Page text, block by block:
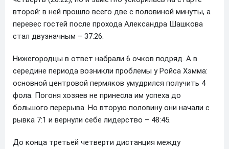
второй: в ней прошло всего две с половиной минуты, а
перевес гостей после прохода Александра Шашкова
стал двузначным – 37:26.
Нижегородцы в ответ набрали 6 очков подряд. А в
середине периода возникли проблемы у Ройса Хэмма:
основной центровой пермяков умудрился получить 4
фола. Погоня хозяев не принесла им успеха до
большого перерыва. Но вторую половину они начали с
рывка 7:1 и вернули себе лидерство – 48:45.
До конца третьей четверти дистанция между